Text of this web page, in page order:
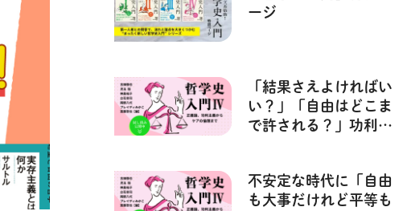
ージ
「結果さえよければい
い？」「自由はどこま
で許される？」功利主
入門Ⅳ』
不安定な時代に「自由
も大事だけれど平等も